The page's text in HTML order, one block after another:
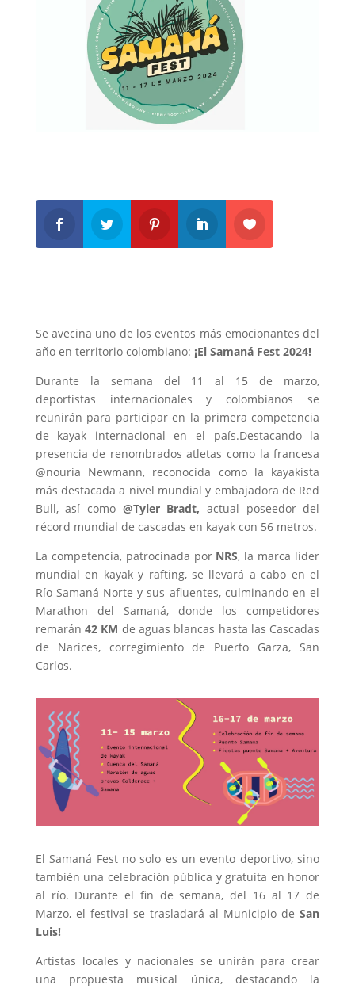
Se avecina uno de los eventos más emocionantes del
año en territorio colombiano: ¡El Samaná Fest 2024!
Durante la semana del 11 al 15 de marzo,
deportistas internacionales y colombianos se
reunirán para participar en la primera competencia
de kayak internacional en el país.Destacando la
presencia de renombrados atletas como la francesa
@nouria Newmann, reconocida como la kayakista
más destacada a nivel mundial y embajadora de Red
Bull, así como @Tyler Bradt, actual poseedor del
récord mundial de cascadas en kayak con 56 metros.
La competencia, patrocinada por NRS, la marca líder
mundial en kayak y rafting, se llevará a cabo en el
Río Samaná Norte y sus afluentes, culminando en el
Marathon del Samaná, donde los competidores
remarán42 KM de aguas blancas hasta las Cascadas
de Narices, corregimiento de Puerto Garza, San
Carlos.
El Samaná Fest no solo es un evento deportivo, sino
también una celebración pública y gratuita en honor
al río. Durante el fin de semana, del 16 al 17 de
Marzo, el festival se trasladará al Municipio de San
Luis!
Artistas locales y nacionales se unirán para crear
una propuesta musical única, destacando la